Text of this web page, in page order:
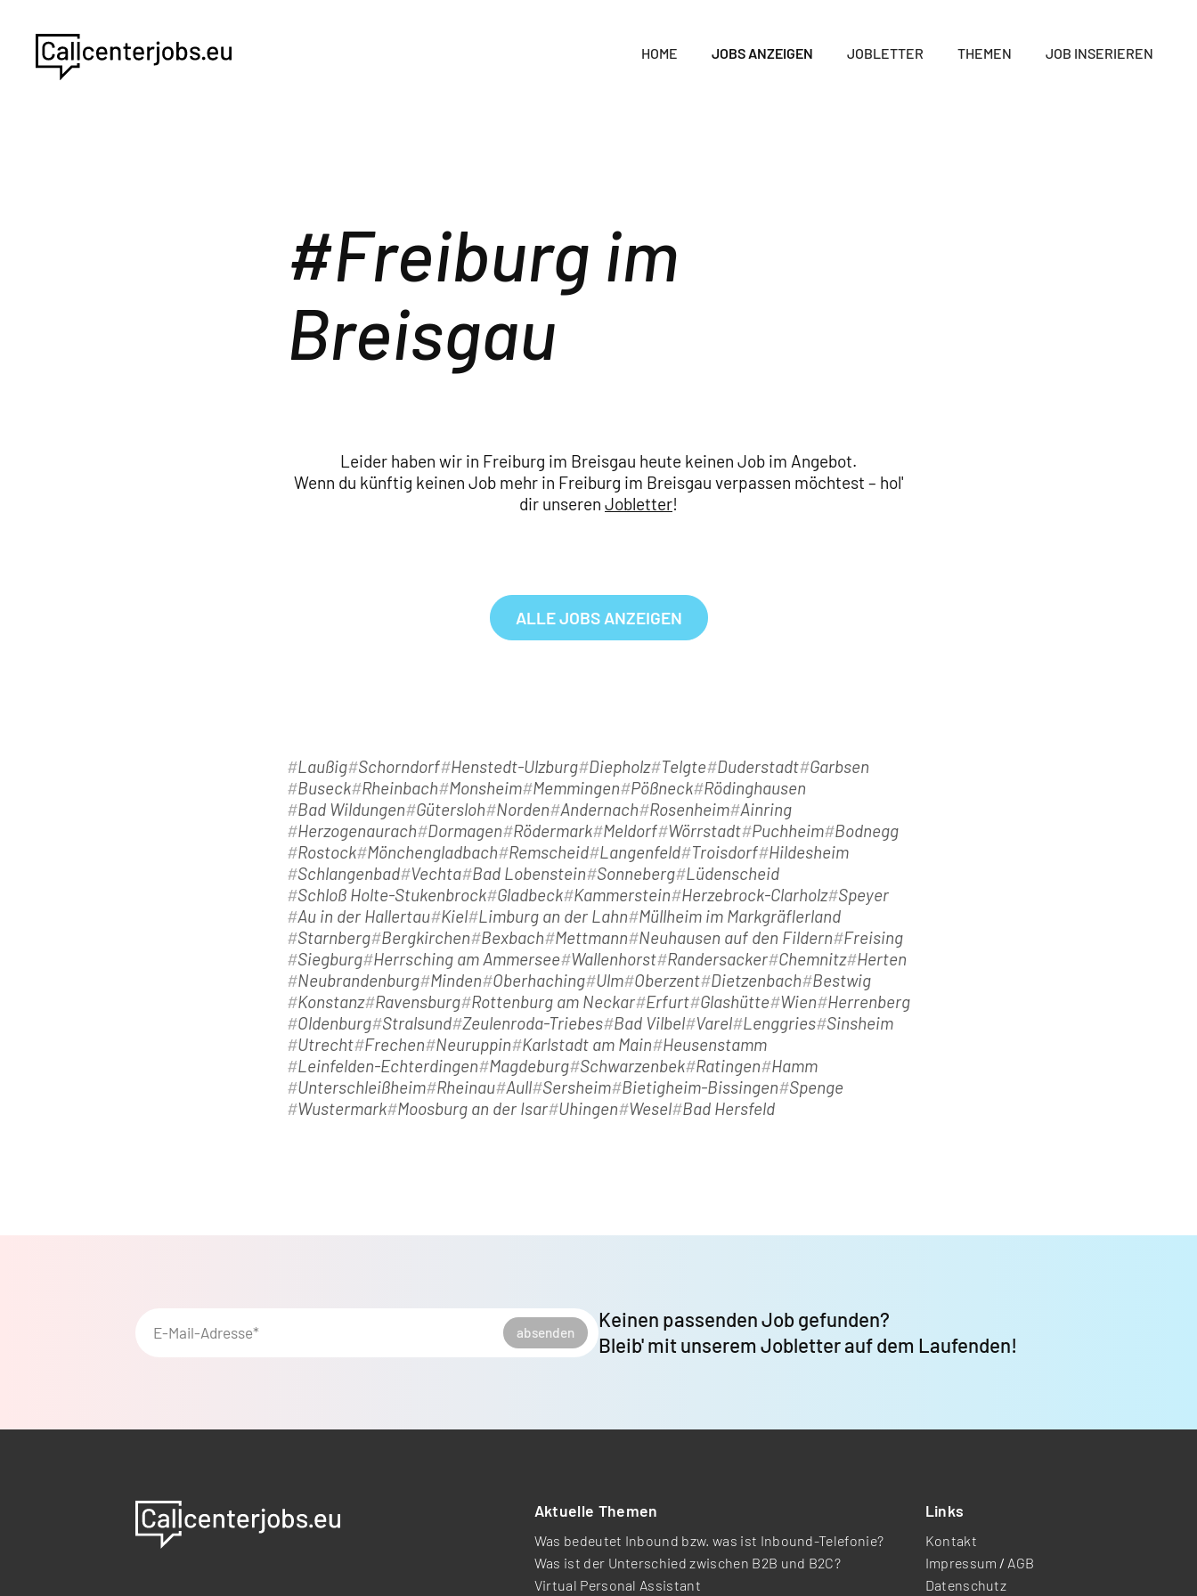
HOME JOBS ANZEIGEN JOBLETTER THEMEN JOB INSERIEREN
Freiburg im
Breisgau
Leider haben wir in Freiburg im Breisgau heute keinen Job im Angebot.
Wenn du künftig keinen Job mehr in Freiburg im Breisgau verpassen möchtest – hol'
dir unseren Jobletter!
ALLE JOBS ANZEIGEN
Laußig Schorndorf Henstedt-Ulzburg Diepholz Telgte Duderstadt Garbsen
Buseck Rheinbach Monsheim Memmingen Pößneck Rödinghausen
Bad Wildungen
Gütersloh Norden Andernach Rosenheim Ainring
Herzogenaurach
Dormagen Rödermark Meldorf Wörrstadt Puchheim Bodnegg
Rostock Mönchengladbach Remscheid Langenfeld Troisdorf Hildesheim
Schlangenbad
Vechta Bad Lobenstein Sonneberg Lüdenscheid
Schloß Holte-Stukenbrock Gladbeck Kammerstein Herzebrock-Clarholz Speyer
Au in der Hallertau Kiel Limburg an der Lahn
Müllheim im Markgräflerland
Starnberg Bergkirchen Bexbach Mettmann Neuhausen auf den Fildern
Freising
Siegburg Herrsching am Ammersee Wallenhorst Randersacker Chemnitz Herten
Neubrandenburg Minden Oberhaching Ulm Oberzent Dietzenbach
Bestwig
Konstanz Ravensburg Rottenburg am Neckar Erfurt Glashütte Wien
Herrenberg
Oldenburg Stralsund Zeulenroda-Triebes Bad Vilbel Varel Lenggries Sinsheim
Utrecht Frechen Neuruppin Karlstadt am Main
Heusenstamm
Leinfelden-Echterdingen
Magdeburg Schwarzenbek Ratingen
Hamm
Unterschleißheim Rheinau Aull Sersheim Bietigheim-Bissingen
Spenge
Wustermark Moosburg an der Isar Uhingen Wesel Bad Hersfeld
E-Mail-Adresse* absenden
Keinen passenden Job gefunden?
Bleib' mit unserem Jobletter auf dem Laufenden!
Aktuelle Themen
Was bedeutet Inbound bzw. was ist Inbound-Telefonie?
Was ist der Unterschied zwischen B2B und B2C?
Virtual Personal Assistant
Links
Kontakt
Impressum / AGB
Datenschutz